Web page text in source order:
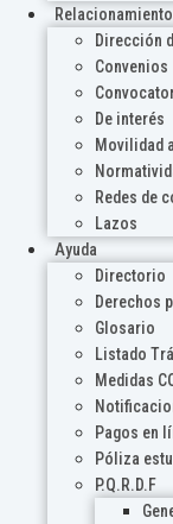
Dirección
Convenios
De interés
Movilidad
Redes de
Lazos
Ayuda
Directorio
Derechos
Glosario
Listado
Medidas
Pagos en
Póliza
P.Q.R.D.F